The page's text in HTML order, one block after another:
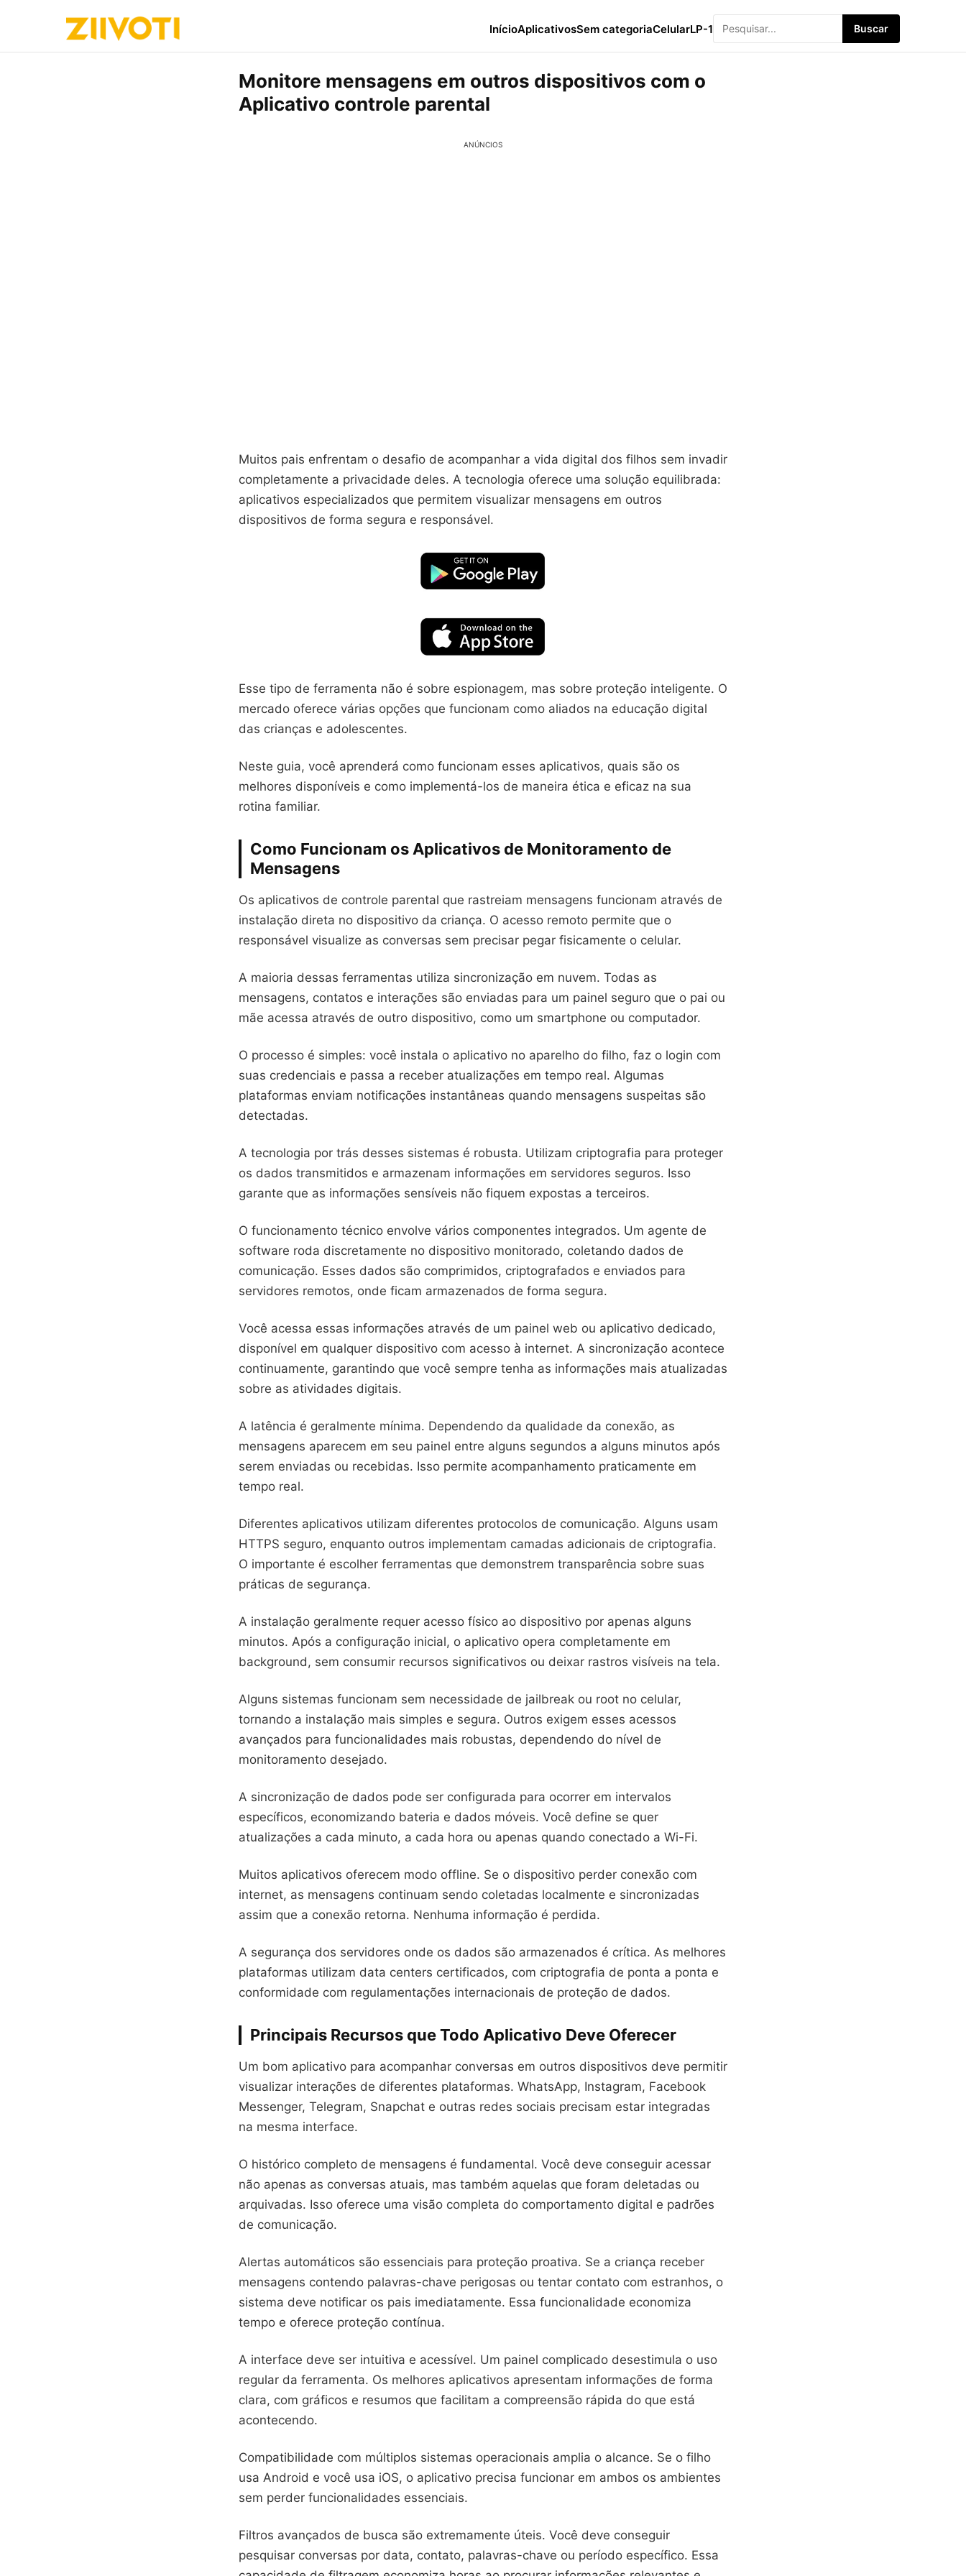
InícioAplicativosSem categoriaCelularLP-1 Buscar
Monitore mensagens em outros dispositivos com o
Aplicativo controle parental
ANÚNCIOS
Muitos pais enfrentam o desafio de acompanhar a vida digital dos filhos sem invadir
completamente a privacidade deles. A tecnologia oferece uma solução equilibrada:
aplicativos especializados que permitem visualizar mensagens em outros
dispositivos de forma segura e responsável.
Esse tipo de ferramenta não é sobre espionagem, mas sobre proteção inteligente. O
mercado oferece várias opções que funcionam como aliados na educação digital
das crianças e adolescentes.
Neste guia, você aprenderá como funcionam esses aplicativos, quais são os
melhores disponíveis e como implementá-los de maneira ética e eficaz na sua
rotina familiar.
Como Funcionam os Aplicativos de Monitoramento de
Mensagens
Os aplicativos de controle parental que rastreiam mensagens funcionam através de
instalação direta no dispositivo da criança. O acesso remoto permite que o
responsável visualize as conversas sem precisar pegar fisicamente o celular.
A maioria dessas ferramentas utiliza sincronização em nuvem. Todas as
mensagens, contatos e interações são enviadas para um painel seguro que o pai ou
mãe acessa através de outro dispositivo, como um smartphone ou computador.
O processo é simples: você instala o aplicativo no aparelho do filho, faz o login com
suas credenciais e passa a receber atualizações em tempo real. Algumas
plataformas enviam notificações instantâneas quando mensagens suspeitas são
detectadas.
A tecnologia por trás desses sistemas é robusta. Utilizam criptografia para proteger
os dados transmitidos e armazenam informações em servidores seguros. Isso
garante que as informações sensíveis não fiquem expostas a terceiros.
O funcionamento técnico envolve vários componentes integrados. Um agente de
software roda discretamente no dispositivo monitorado, coletando dados de
comunicação. Esses dados são comprimidos, criptografados e enviados para
servidores remotos, onde ficam armazenados de forma segura.
Você acessa essas informações através de um painel web ou aplicativo dedicado,
disponível em qualquer dispositivo com acesso à internet. A sincronização acontece
continuamente, garantindo que você sempre tenha as informações mais atualizadas
sobre as atividades digitais.
A latência é geralmente mínima. Dependendo da qualidade da conexão, as
mensagens aparecem em seu painel entre alguns segundos a alguns minutos após
serem enviadas ou recebidas. Isso permite acompanhamento praticamente em
tempo real.
Diferentes aplicativos utilizam diferentes protocolos de comunicação. Alguns usam
HTTPS seguro, enquanto outros implementam camadas adicionais de criptografia.
O importante é escolher ferramentas que demonstrem transparência sobre suas
práticas de segurança.
A instalação geralmente requer acesso físico ao dispositivo por apenas alguns
minutos. Após a configuração inicial, o aplicativo opera completamente em
background, sem consumir recursos significativos ou deixar rastros visíveis na tela.
Alguns sistemas funcionam sem necessidade de jailbreak ou root no celular,
tornando a instalação mais simples e segura. Outros exigem esses acessos
avançados para funcionalidades mais robustas, dependendo do nível de
monitoramento desejado.
A sincronização de dados pode ser configurada para ocorrer em intervalos
específicos, economizando bateria e dados móveis. Você define se quer
atualizações a cada minuto, a cada hora ou apenas quando conectado a Wi-Fi.
Muitos aplicativos oferecem modo offline. Se o dispositivo perder conexão com
internet, as mensagens continuam sendo coletadas localmente e sincronizadas
assim que a conexão retorna. Nenhuma informação é perdida.
A segurança dos servidores onde os dados são armazenados é crítica. As melhores
plataformas utilizam data centers certificados, com criptografia de ponta a ponta e
conformidade com regulamentações internacionais de proteção de dados.
Principais Recursos que Todo Aplicativo Deve Oferecer
Um bom aplicativo para acompanhar conversas em outros dispositivos deve permitir
visualizar interações de diferentes plataformas. WhatsApp, Instagram, Facebook
Messenger, Telegram, Snapchat e outras redes sociais precisam estar integradas
na mesma interface.
O histórico completo de mensagens é fundamental. Você deve conseguir acessar
não apenas as conversas atuais, mas também aquelas que foram deletadas ou
arquivadas. Isso oferece uma visão completa do comportamento digital e padrões
de comunicação.
Alertas automáticos são essenciais para proteção proativa. Se a criança receber
mensagens contendo palavras-chave perigosas ou tentar contato com estranhos, o
sistema deve notificar os pais imediatamente. Essa funcionalidade economiza
tempo e oferece proteção contínua.
A interface deve ser intuitiva e acessível. Um painel complicado desestimula o uso
regular da ferramenta. Os melhores aplicativos apresentam informações de forma
clara, com gráficos e resumos que facilitam a compreensão rápida do que está
acontecendo.
Compatibilidade com múltiplos sistemas operacionais amplia o alcance. Se o filho
usa Android e você usa iOS, o aplicativo precisa funcionar em ambos os ambientes
sem perder funcionalidades essenciais.
Filtros avançados de busca são extremamente úteis. Você deve conseguir
pesquisar conversas por data, contato, palavras-chave ou período específico. Essa